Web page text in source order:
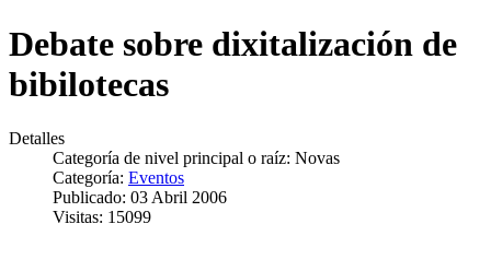
Debate sobre dixitalización de
bibilotecas
Detalles
Categoría de nivel principal o raíz: Novas
Categoría: Eventos
Publicado: 03 Abril 2006
Visitas: 15099